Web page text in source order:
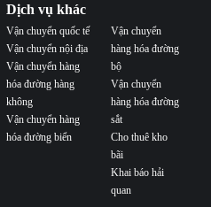
Dịch vụ khác
Vận chuyển quốc tế
Vận chuyển nội địa
Vận chuyển hàng
hóa đường hàng
không
Vận chuyển hàng
hóa đường biển
Vận chuyển
hàng hóa đường
bộ
Vận chuyển
hàng hóa đường
sắt
Cho thuê kho
bãi
Khai báo hải
quan